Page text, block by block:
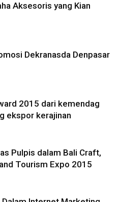
Aksesoris yang Kian
Dekranasda Denpasar
2015 dari kemendag
ekspor kerajinan
Pulpis dalam Bali Craft,
Tourism Expo 2015